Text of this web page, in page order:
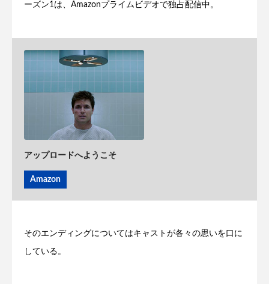
ーズン1は、Amazonプライムビデオで独占配信中。
アップロードへようこそ
Amazon
そのエンディングについてはキャストが各々の思いを口に
している。